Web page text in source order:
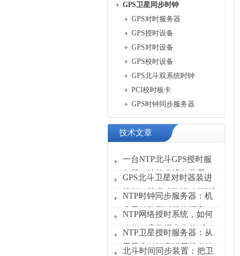
GPS卫星同步时钟
GPS对时服务器
GPS授时设备
GPS对时设备
GPS校时设备
GPS北斗双系统时钟
PCI校时板卡
GPS时钟同步服务器
技术文章
一台NTP北斗GPS授时服
务器，让机房设备共用一
张“时刻表”
GPS北斗卫星对时器装进
机柜，机房才敢说“时间统
一”
NTP时钟同步服务器：机
房里的隐形时间指挥官
NTP网络授时系统，如何
稳住一座数据中心的“心
跳”？
NTP卫星授时服务器：从
卫星拿时间塞进网线发给
北斗时间同步装置：把卫